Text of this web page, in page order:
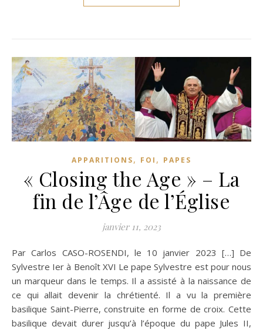
APPARITIONS, FOI , PAPES
« Closing the Age » – La
fin de l’Âge de l’Église
janvier 11, 2023
Par Carlos CASO-ROSENDI, le 10 janvier 2023 […] De
Sylvestre Ier à Benoît XVI Le pape Sylvestre est pour nous
un marqueur dans le temps. Il a assisté à la naissance de
ce qui allait devenir la chrétienté. Il a vu la première
basilique Saint-Pierre, construite en forme de croix. Cette
basilique devait durer jusqu’à l’époque du pape Jules II,